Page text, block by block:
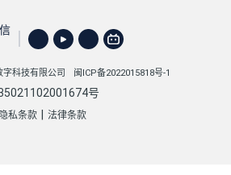
科技有限公司 闽ICP备2022015818号-1
号
隐私条款 法律条款